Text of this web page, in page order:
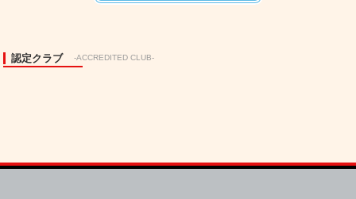
認定クラブ -ACCREDITED CLUB-